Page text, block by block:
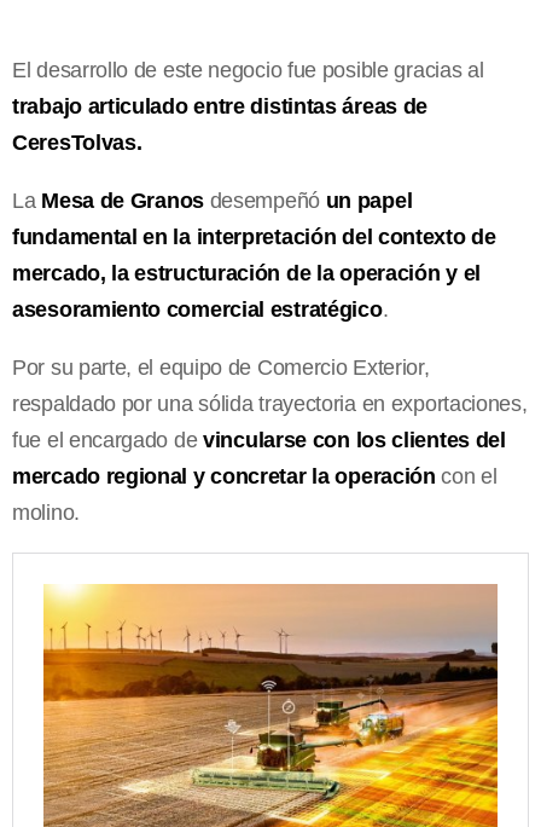
El desarrollo de este negocio fue posible gracias al
trabajo articulado entre distintas áreas de
CeresTolvas.
La Mesa de Granosdesempeñó un papel
fundamental en la interpretación del contexto de
mercado, la estructuración de la operación y el
asesoramiento comercial estratégico.
Por su parte, el equipo de Comercio Exterior,
respaldado por una sólida trayectoria en exportaciones,
fue el encargado devincularse con los clientes del
mercado regional y concretar la operación con el
molino.